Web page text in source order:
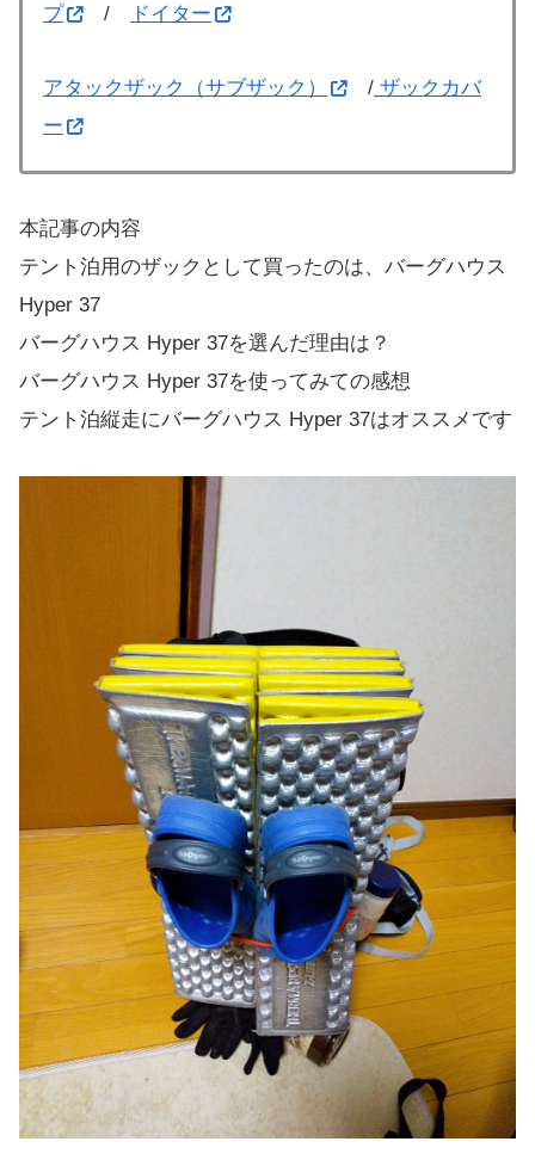
プ
/ ドイター
アタックザック（サブザック） / ザックカバ
ー
本記事の内容
テント泊用のザックとして買ったのは、バーグハウス
Hyper 37
バーグハウス Hyper 37を選んだ理由は？
バーグハウス Hyper 37を使ってみての感想
テント泊縦走にバーグハウス Hyper 37はオススメです